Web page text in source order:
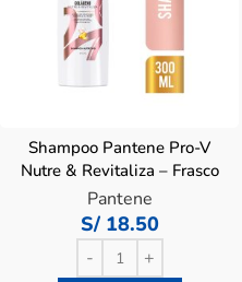
Shampoo Pantene Pro-V
Nutre & Revitaliza – Frasco
300 ML
Pantene
S/18.50